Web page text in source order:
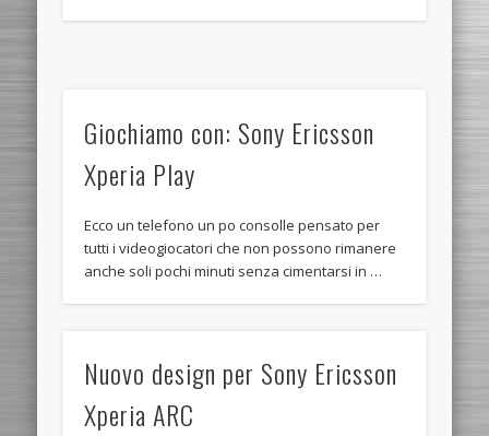
Giochiamo con: Sony Ericsson
Xperia Play
Ecco un telefono un po consolle pensato per
tutti i videogiocatori che non possono rimanere
anche soli pochi minuti senza cimentarsi in …
Nuovo design per Sony Ericsson
Xperia ARC